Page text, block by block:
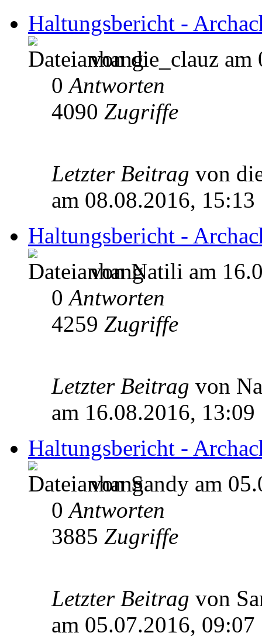
Haltungsbericht -
von die_clauz am
0Antworten
4090 Zugriffe
Letzter Beitrag von
am 08.08.2016, 15:13
Haltungsbericht -
von Natili am
0Antworten
4259 Zugriffe
Letzter Beitrag von
am 16.08.2016, 13:09
Haltungsbericht -
von Sandy am
0Antworten
3885 Zugriffe
Letzter Beitrag von
am 05.07.2016, 09:07